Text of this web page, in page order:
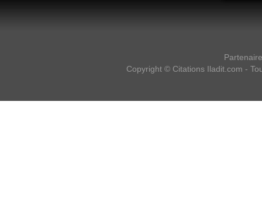
Copyright © Citations Iladit.com -